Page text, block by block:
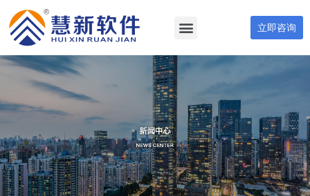
立即咨询